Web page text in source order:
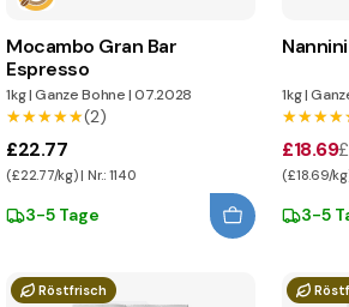
Mocambo Gran Bar
Espresso
1kg|Ganze Bohne|07.2028
★★★★★
★★★★★(2)
£22.77
(£22.77/kg) | Nr.: 1140
3-5 Tage
1kg|
£18.69
(£18.69/
3-5
Röstfrisch